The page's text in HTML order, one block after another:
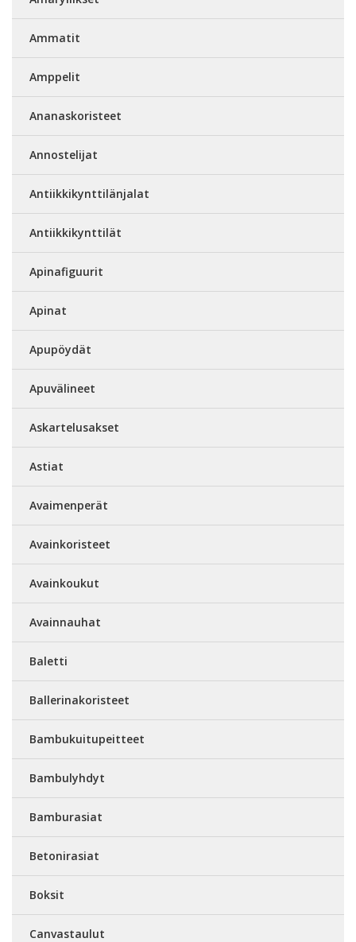
Ammatit
Amppelit
Ananaskoristeet
Annostelijat
Antiikkikynttilänjalat
Antiikkikynttilät
Apinafiguurit
Apinat
Apupöydät
Apuvälineet
Askartelusakset
Astiat
Avaimenperät
Avainkoristeet
Avainkoukut
Avainnauhat
Baletti
Ballerinakoristeet
Bambukuitupeitteet
Bambulyhdyt
Bamburasiat
Betonirasiat
Boksit
Canvastaulut